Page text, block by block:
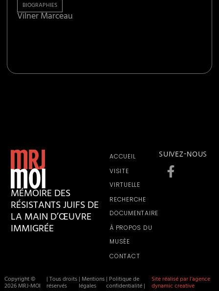
BIOGRAPHIES
Vilner Marceau
MÉMOIRE DES
RÉSISTANTS JUIFS DE
LA MAIN D’ŒUVRE
IMMIGRÉE
ACCUEIL
VISITE
VIRTUELLE
RECHERCHE
DOCUMENTAIRE
À PROPOS DU
MUSÉE
CONTACT
SUIVEZ-NOUS
Copyright ©
2026 MRJ-MOI
| Tous droits
réservés
| Mentions
légales
| Politique de
confidentialité |
Site réalisé par l’agence
dynamic creative